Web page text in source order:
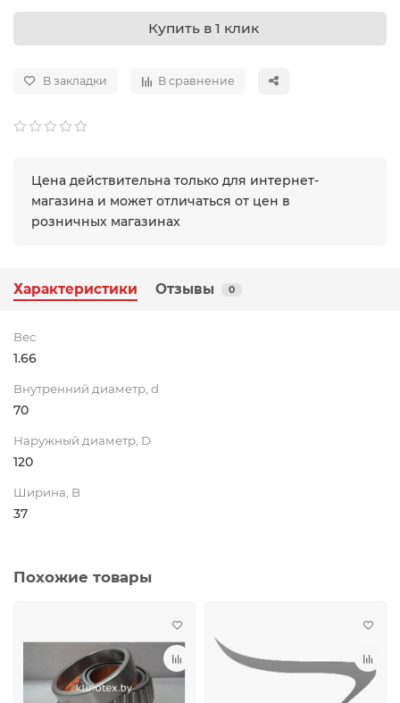
Купить в 1 клик
В закладки В сравнение
Цена действительна только для интернет-
магазина и может отличаться от цен в
розничных магазинах
Характеристики Отзывы 0
Вес
1.66
Внутренний диаметр, d
70
Наружный диаметр, D
120
Ширина, B
37
Похожие товары